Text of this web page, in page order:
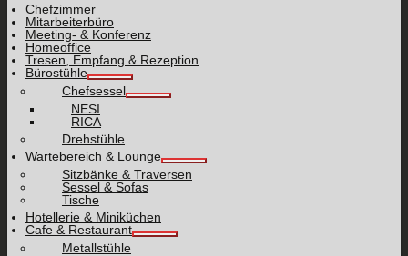
Chefzimmer
Mitarbeiterbüro
Meeting- & Konferenz
Homeoffice
Tresen, Empfang & Rezeption
Bürostühle
Chefsessel
NESI
RICA
Drehstühle
Wartebereich & Lounge
Sitzbänke & Traversen
Sessel & Sofas
Tische
Hotellerie & Miniküchen
Cafe & Restaurant
Metallstühle